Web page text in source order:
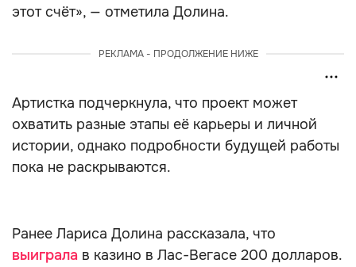
этот счёт», — отметила Долина.
РЕКЛАМА - ПРОДОЛЖЕНИЕ НИЖЕ
Артистка подчеркнула, что проект может
охватить разные этапы её карьеры и личной
истории, однако подробности будущей работы
пока не раскрываются.
Ранее Лариса Долина рассказала, что
выиграла в казино в Лас-Вегасе 200 долларов.